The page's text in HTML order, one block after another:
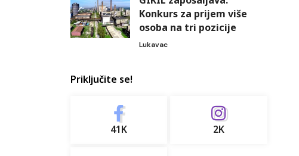
Konkurs za prijem više
osoba na tri pozicije
Lukavac
Priključite se!
41K 2K